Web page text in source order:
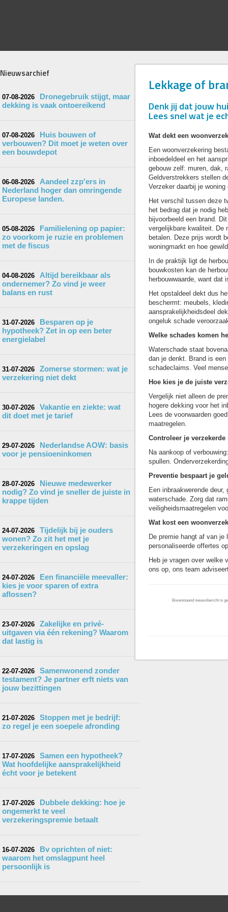
Nieuwsarchief
07-08-2026
Dronegebruik stijgt, maar
dekking is vaak ontoereikend
07-08-2026
Huis bouwen of
verbouwen? Dit moet je weten over
een bouwdepot
06-08-2026
Aandeel zzp'ers in
Nederland hoger dan omringende
Europese landen.
05-08-2026
Familielening op papier:
zo voorkom je ruzie en problemen
met de fiscus
04-08-2026
Altijd bereikbaar als
ondernemer? Zo vind je weer
balans en rust
31-07-2026
Besparen op je
hypotheek? Zet in op een beter
energielabel
31-07-2026
Zomerse stormen: wat je
verzekering niet dekt
30-07-2026
Vakantie en ziekte: wat
dit doet met je tarief
29-07-2026
Nederlandse AOW: basis
voor je pensioeninkomen
28-07-2026
Nieuwe medewerker
nodig? Zo vind je sneller de juiste in
krappe tijden
24-07-2026
Tijdelijk bij je ouders
wonen? Zo zit het met je
verzekeringen en opslag
24-07-2026
Een financiële meevaller:
kies je voor sparen of extra
aflossen?
23-07-2026
Zakelijke en privé-
uitgaven via één rekening? Waarom
dat lastig is
22-07-2026
Samenwonend zonder
testament? Je partner erft niets van
jouw bezittingen
21-07-2026
Stoppen met je bedrijf:
zo regel je een soepele afronding
17-07-2026
Samen een hypotheek?
Wat hoofdelijke aansprakelijkheid
écht voor je betekent
17-07-2026
Dubbele dekking: hoe je
ongemerkt te veel
verzekeringspremie betaalt
16-07-2026
Bv oprichten of niet:
waarom het omslagpunt heel
persoonlijk is
Lekkage of
Denk jij dat jouw
Lees snel wat je
Wat dekt een
Een woonverzekering
inboedeldeel en het
gebouw zelf: muren, dak,
Geldverstrekkers stellen
Verzeker daarbij je
Het verschil tussen deze
het bedrag dat je nodig
bijvoorbeeld een brand.
vergelijkbare kwaliteit. De
betalen. Deze prijs wordt
woningmarkt en hoe
In de praktijk ligt de
bouwkosten kan de
herbouwwaarde, want dat
Het opstaldeel dekt dus
beschermt: meubels,
aansprakelijkheidsdeel
ongeluk schade
Welke schades komen
Waterschade staat
dan je denkt. Brand is
schadeclaims. Veel
Hoe kies je de juiste
Vergelijk niet alleen de
hogere dekking voor het
Lees de voorwaarden
maatregelen.
Controleer je verzekerde
Na aankoop of
spullen.
Preventie bespaart je
Een inbraakwerende
waterschade. Zorg dat
veiligheidsmaatregelen
Wat kost een
De premie hangt af van
personaliseerde offertes
Heb je vragen over welke
ons op, ons team
Bovenstaand nieuwsbericht is